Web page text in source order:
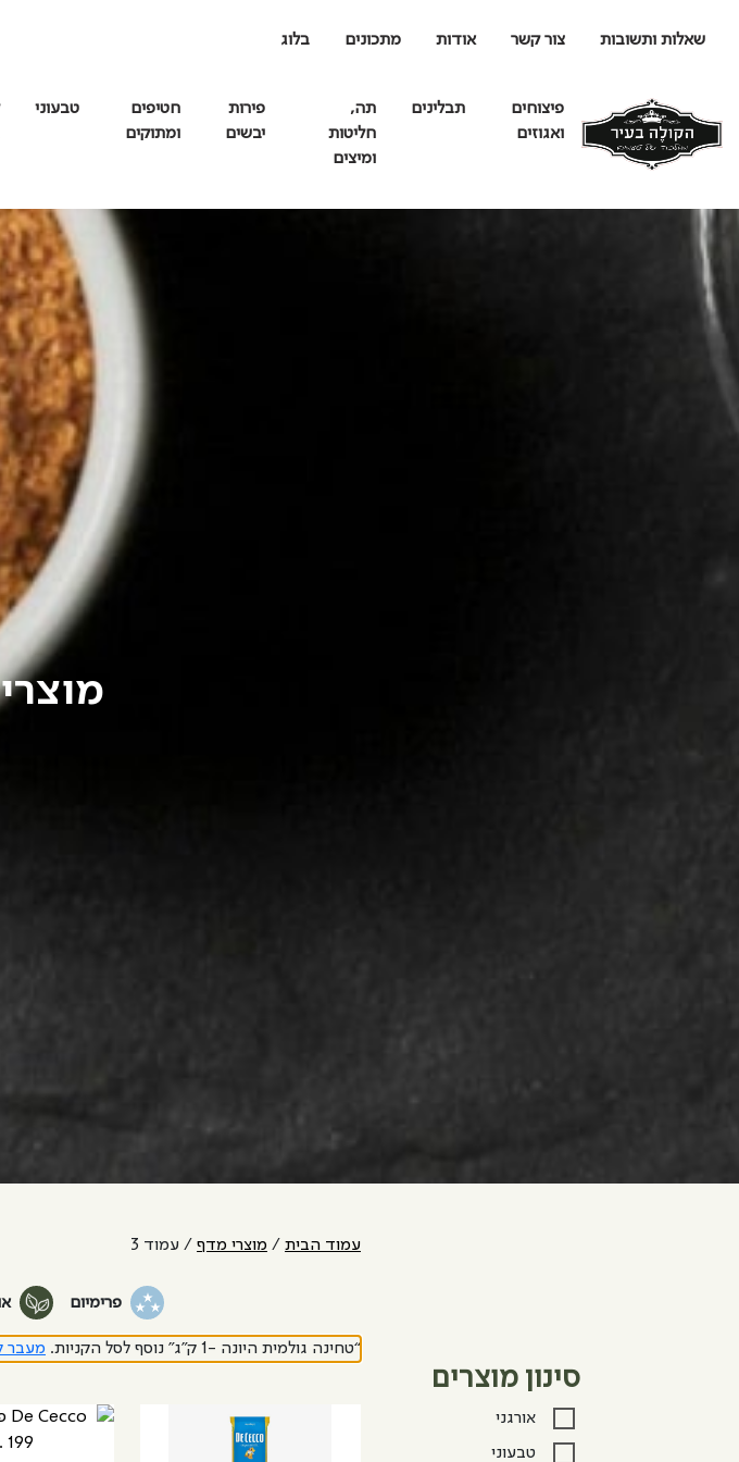
שאלות ותשובות צור קשר אודות מתכונים בלוג
פיצוחים
ואגוזים
תבלינים
תה,
חליטות
ומיצים
פירות
יבשים
חטיפים
ומתוקים
טבעוני
סינון מוצרים
אורגני
טבעוני
עמוד הבית / מוצרי מדף / עמוד 3
פרימיום
“טחינה גולמית היונה -1 ק"ג” נוסף לסל הקניות. מעבר